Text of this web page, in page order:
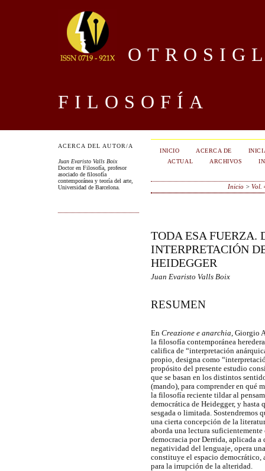
FILOSOFÍA
ACERCA DEL AUTOR/A
Juan Evaristo Valls Boix
Doctor en Filosofía, profesor
asociado de filosofía
contemporánea y teoría del arte,
Universidad de Barcelona.
INICIO ACERCA DE
ACTUAL
ARCHIVOS
Inicio> Vol.
TODA ESA FUERZA.
INTERPRETACIÓN
HEIDEGGER
Juan Evaristo Valls Boix
RESUMEN
En Creazione e anarchia, Giorgio
la filosofía contemporánea
califica de “interpretación
propio, designa como
propósito del presente estudio
que se basan en los distintos
(mando), para comprender en qué
la filosofía reciente tildar al
democrática de Heidegger, y hasta
sesgada o limitada. Sostendremos
una cierta concepción de la
aborda una lectura
democracia por Derrida, aplicada
negatividad del lenguaje, opera
constituye el espacio democrático,
para la irrupción de la alteridad.